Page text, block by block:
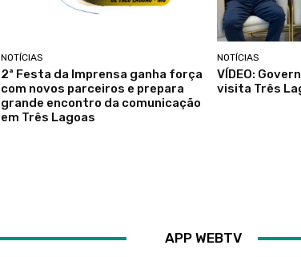
NOTÍCIAS
2ª Festa da Imprensa ganha força
com novos parceiros e prepara
grande encontro da comunicação
em Três Lagoas
NOTÍCIAS
VÍDEO:
visita Três
APP WEBTV